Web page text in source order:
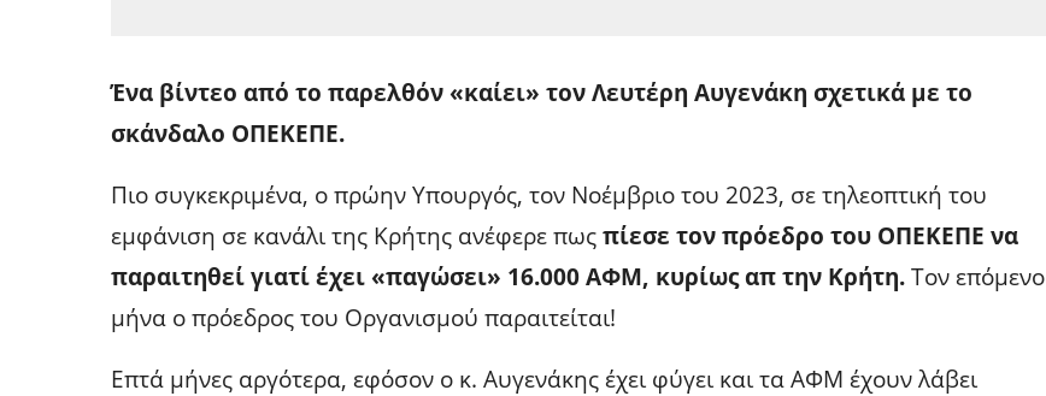
Ένα βίντεο από το παρελθόν «καίει» τον Λευτέρη Αυγενάκη σχετικά με το
σκάνδαλο ΟΠΕΚΕΠΕ.
Πιο συγκεκριμένα, ο πρώην Υπουργός, τον Νοέμβριο του 2023, σε τηλεοπτική του
εμφάνιση σε κανάλι της Κρήτης ανέφερε πωςπίεσε τον πρόεδρο του ΟΠΕΚΕΠΕ να
παραιτηθεί γιατί έχει «παγώσει» 16.000 ΑΦΜ, κυρίως απ την Κρήτη.Τον επόμενο
μήνα ο πρόεδρος του Οργανισμού παραιτείται!
Επτά μήνες αργότερα, εφόσον ο κ. Αυγενάκης έχει φύγει και τα ΑΦΜ έχουν λάβει